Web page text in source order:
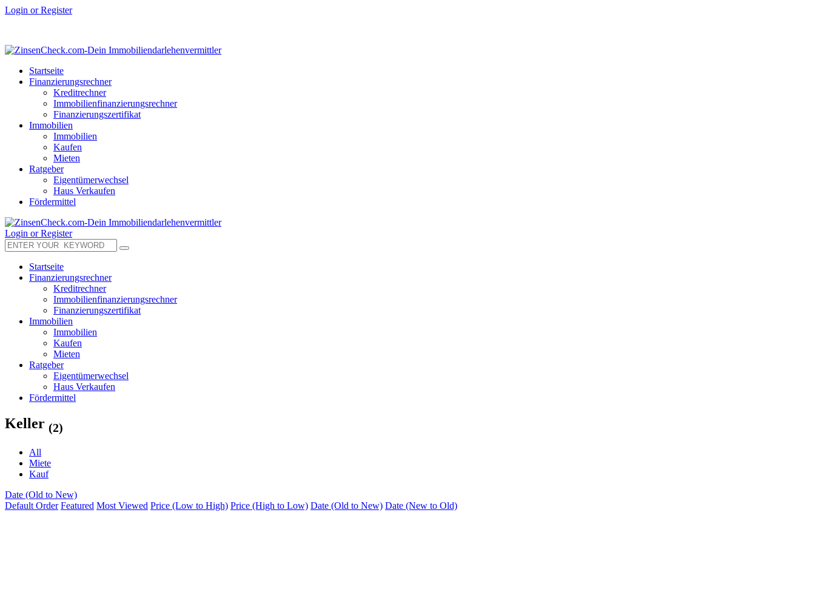
Login or Register
Startseite
Finanzierungsrechner
Kreditrechner
Immobilienfinanzierungsrechner
Finanzierungszertifikat
Immobilien
Immobilien
Kaufen
Mieten
Ratgeber
Eigentümerwechsel
Haus Verkaufen
Fördermittel
Login or Register
Startseite
Finanzierungsrechner
Kreditrechner
Immobilienfinanzierungsrechner
Finanzierungszertifikat
Immobilien
Immobilien
Kaufen
Mieten
Ratgeber
Eigentümerwechsel
Haus Verkaufen
Fördermittel
Keller (2)
All
Miete
Kauf
Date (Old to New)
Default Order Featured Most Viewed Price (Low to High) Price (High to Low) Date (Old to New) Date (New to Old)